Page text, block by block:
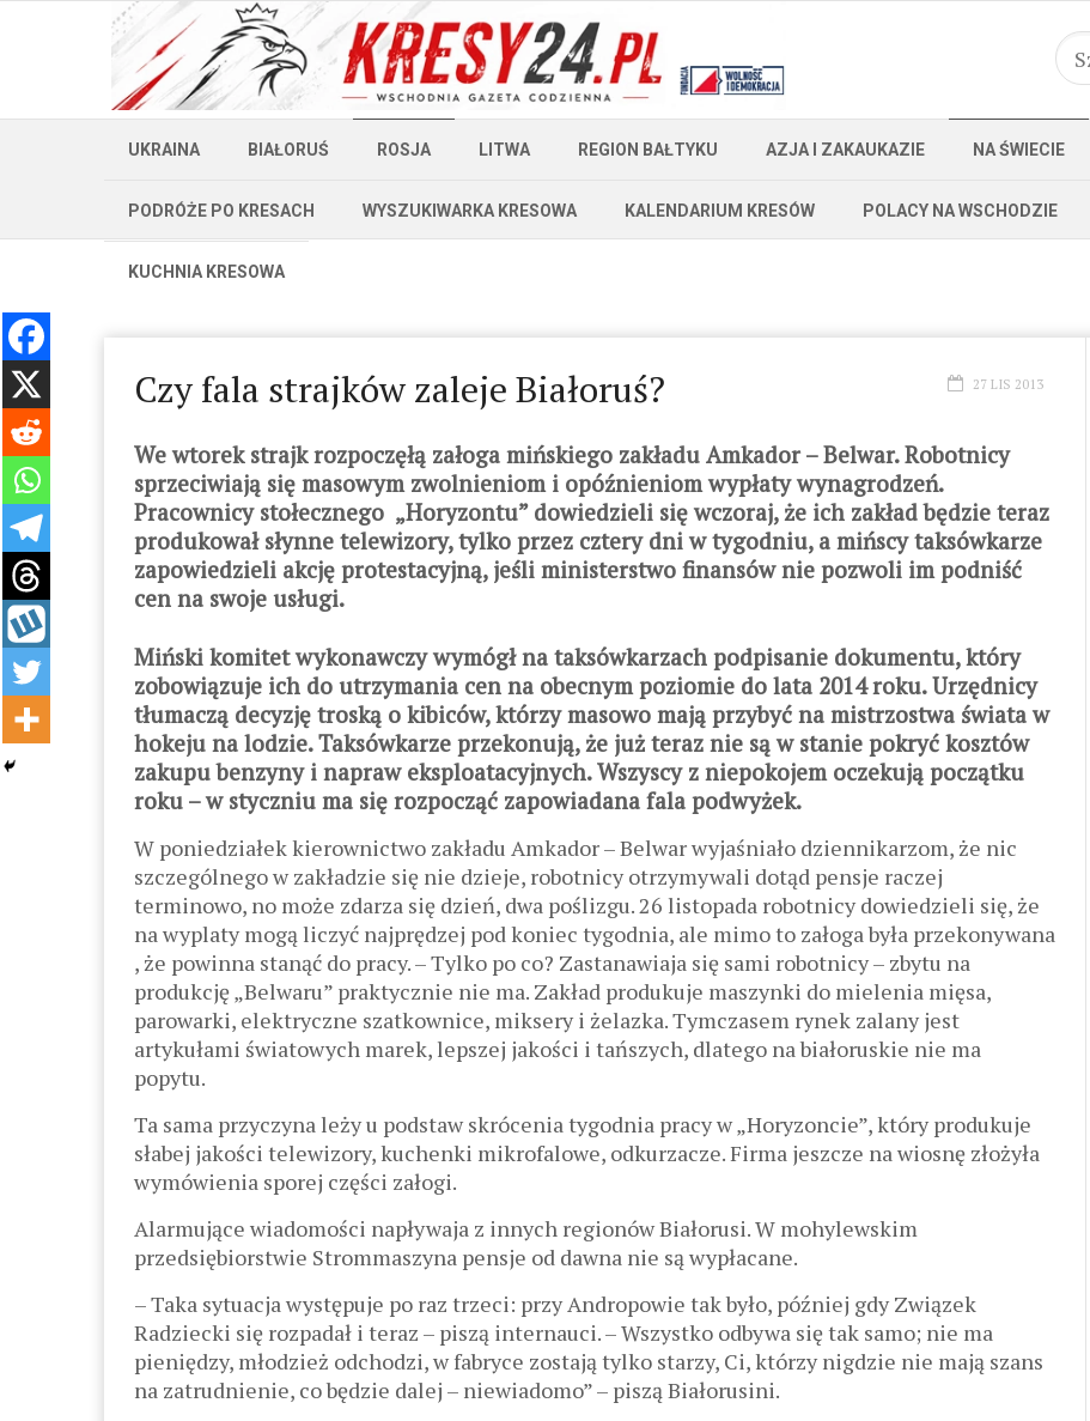
UKRAINA BIAŁORUŚ ROSJA LITWA REGION BAŁTYKU AZJA I ZAKAUKAZIE NA ŚWIECIE
PODRÓŻE PO KRESACH WYSZUKIWARKA KRESOWA KALENDARIUM KRESÓW POLACY NA WSCHODZIE
KUCHNIA KRESOWA
Czy fala strajków zaleje Białoruś? 27 LIS 2013
We wtorek strajk rozpoczęłą załoga mińskiego zakładu Amkador – Belwar. Robotnicy
sprzeciwiają się masowym zwolnieniom i opóźnieniom wypłaty wynagrodzeń.
Pracownicy stołecznego „Horyzontu” dowiedzieli się wczoraj, że ich zakład będzie teraz
produkował słynne telewizory, tylko przez cztery dni w tygodniu, a mińscy taksówkarze
zapowiedzieli akcję protestacyjną, jeśli ministerstwo finansów nie pozwoli im podniść
cen na swoje usługi.
Miński komitet wykonawczy wymógł na taksówkarzach podpisanie dokumentu, który
zobowiązuje ich do utrzymania cen na obecnym poziomie do lata 2014 roku. Urzędnicy
tłumaczą decyzję troską o kibiców, którzy masowo mają przybyć na mistrzostwa świata w
hokeju na lodzie. Taksówkarze przekonują, że już teraz nie są w stanie pokryć kosztów
zakupu benzyny i napraw eksploatacyjnych. Wszyscy z niepokojem oczekują początku
roku – w styczniu ma się rozpocząć zapowiadana fala podwyżek.
W poniedziałek kierownictwo zakładu Amkador – Belwar wyjaśniało dziennikarzom, że nic
szczególnego w zakładzie się nie dzieje, robotnicy otrzymywali dotąd pensje raczej
terminowo, no może zdarza się dzień, dwa poślizgu. 26 listopada robotnicy dowiedzieli się, że
na wyplaty mogą liczyć najprędzej pod koniec tygodnia, ale mimo to załoga była przekonywana
, że powinna stanąć do pracy. – Tylko po co? Zastanawiaja się sami robotnicy – zbytu na
produkcję „Belwaru” praktycznie nie ma. Zakład produkuje maszynki do mielenia mięsa,
parowarki, elektryczne szatkownice, miksery i żelazka. Tymczasem rynek zalany jest
artykułami światowych marek, lepszej jakości i tańszych, dlatego na białoruskie nie ma
popytu.
Ta sama przyczyna leży u podstaw skrócenia tygodnia pracy w „Horyzoncie”, który produkuje
słabej jakości telewizory, kuchenki mikrofalowe, odkurzacze. Firma jeszcze na wiosnę złożyła
wymówienia sporej części załogi.
Alarmujące wiadomości napływaja z innych regionów Białorusi. W mohylewskim
przedsiębiorstwie Strommaszyna pensje od dawna nie są wypłacane.
– Taka sytuacja występuje po raz trzeci: przy Andropowie tak było, później gdy Związek
Radziecki się rozpadał i teraz – piszą internauci. – Wszystko odbywa się tak samo; nie ma
pieniędzy, młodzież odchodzi, w fabryce zostają tylko starzy, Ci, którzy nigdzie nie mają szans
na zatrudnienie, co będzie dalej – niewiadomo” – piszą Białorusini.